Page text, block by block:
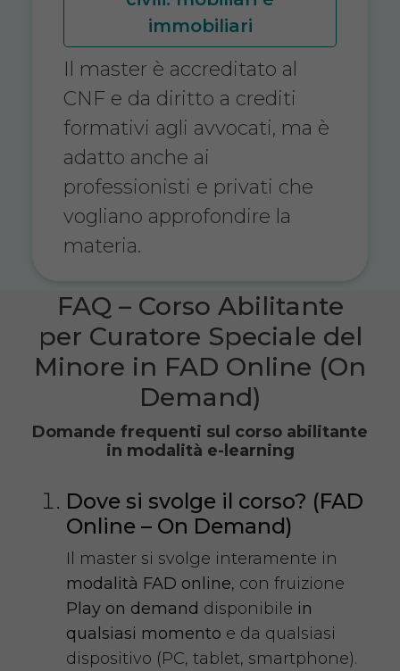
immobiliari
Il master è accreditato al
CNF e da diritto a crediti
formativi agli avvocati, ma è
adatto anche ai
professionisti e privati che
vogliano approfondire la
materia.
FAQ – Corso Abilitante
per Curatore Speciale del
Minore in FAD Online (On
Demand)
Domande frequenti sul corso abilitante
in modalità e-learning
Dove si svolge il corso? (FAD
Online – On Demand)
Il master si svolge interamente in
modalità FAD online, con fruizione
Play on demand disponibile in
qualsiasi momento e da qualsiasi
dispositivo (PC, tablet, smartphone).